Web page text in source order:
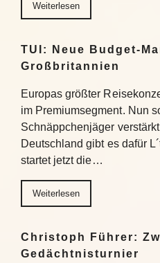
Weiterlesen
TUI: Neue Budget-
Großbritannien
Europas größter
im Premiumsegment. Nun
Schnäppchenjäger
Deutschland gibt es dafür
startet jetzt die…
Weiterlesen
Christoph Führer:
Gedächtnisturnier